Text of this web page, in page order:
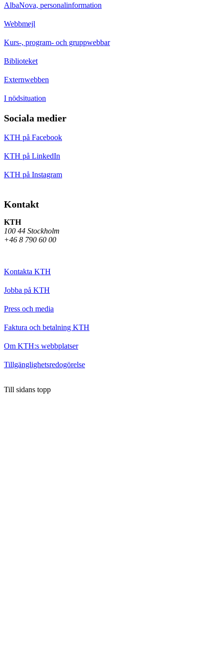
AlbaNova, personalinformation
Webbmejl
Kurs-, program- och gruppwebbar
Biblioteket
Externwebben
I nödsituation
Sociala medier
KTH på Facebook
KTH på LinkedIn
KTH på Instagram
Kontakt
KTH
100 44 Stockholm
+46 8 790 60 00
Kontakta KTH
Jobba på KTH
Press och media
Faktura och betalning KTH
Om KTH:s webbplatser
Tillgänglighetsredogörelse
Till sidans topp